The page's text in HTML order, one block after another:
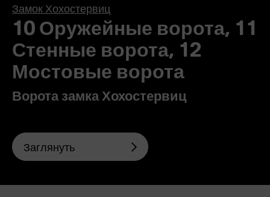
Замок Хохостервиц
10 Оружейные ворота, 11
Стенные ворота, 12
Мостовые ворота
Ворота замка Хохостервиц
Заглянуть